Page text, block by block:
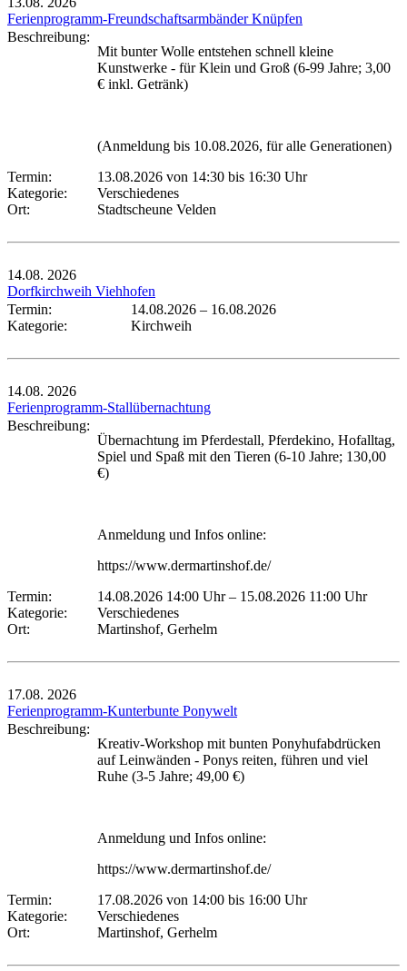
Ferienprogramm-Freundschaftsarmbänder Knüpfen
Beschreibung:
Mit bunter Wolle entstehen schnell kleine
Kunstwerke - für Klein und Groß (6-99 Jahre; 3,00
€ inkl. Getränk)
(Anmeldung bis 10.08.2026, für alle Generationen)
Termin:
13.08.2026 von 14:30 bis 16:30 Uhr
Kategorie:
Verschiedenes
Ort:
Stadtscheune Velden
14.08. 2026
Dorfkirchweih Viehhofen
Termin:
14.08.2026 – 16.08.2026
Kategorie:
Kirchweih
14.08. 2026
Ferienprogramm-Stallübernachtung
Beschreibung:
Übernachtung im Pferdestall, Pferdekino, Hofalltag,
Spiel und Spaß mit den Tieren (6-10 Jahre; 130,00
€)
Anmeldung und Infos online:
https://www.dermartinshof.de/
Termin:
14.08.2026 14:00 Uhr– 15.08.2026 11:00 Uhr
Kategorie:
Verschiedenes
Ort:
Martinshof, Gerhelm
17.08. 2026
Ferienprogramm-Kunterbunte Ponywelt
Beschreibung:
Kreativ-Workshop mit bunten Ponyhufabdrücken
auf Leinwänden - Ponys reiten, führen und viel
Ruhe (3-5 Jahre; 49,00 €)
Anmeldung und Infos online:
https://www.dermartinshof.de/
Termin:
17.08.2026 von 14:00 bis 16:00 Uhr
Kategorie:
Verschiedenes
Ort:
Martinshof, Gerhelm